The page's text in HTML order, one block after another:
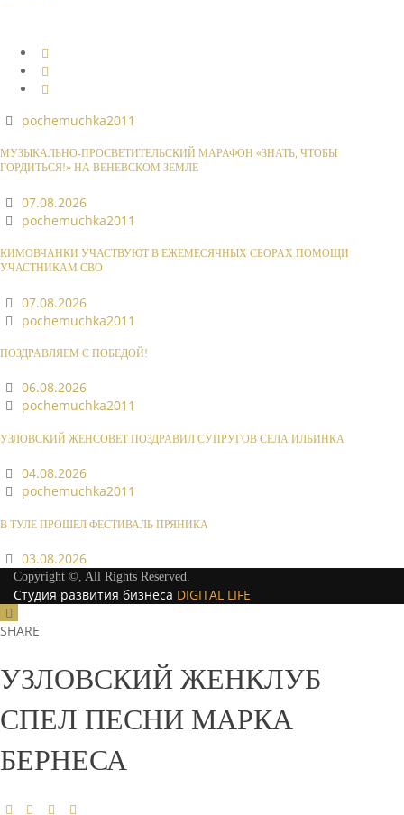
pochemuchka2011
МУЗЫКАЛЬНО-ПРОСВЕТИТЕЛЬСКИЙ МАРАФОН «ЗНАТЬ, ЧТОБЫ
ГОРДИТЬСЯ!» НА ВЕНЕВСКОМ ЗЕМЛЕ
07.08.2026
pochemuchka2011
КИМОВЧАНКИ УЧАСТВУЮТ В ЕЖЕМЕСЯЧНЫХ СБОРАХ ПОМОЩИ
УЧАСТНИКАМ СВО
07.08.2026
pochemuchka2011
ПОЗДРАВЛЯЕМ С ПОБЕДОЙ!
06.08.2026
pochemuchka2011
УЗЛОВСКИЙ ЖЕНСОВЕТ ПОЗДРАВИЛ СУПРУГОВ СЕЛА ИЛЬИНКА
04.08.2026
pochemuchka2011
В ТУЛЕ ПРОШЕЛ ФЕСТИВАЛЬ ПРЯНИКА
03.08.2026
Copyright ©, All Rights Reserved.
Студия развития бизнеса DIGITAL LIFE
SHARE
УЗЛОВСКИЙ ЖЕНКЛУБ
СПЕЛ ПЕСНИ МАРКА
БЕРНЕСА